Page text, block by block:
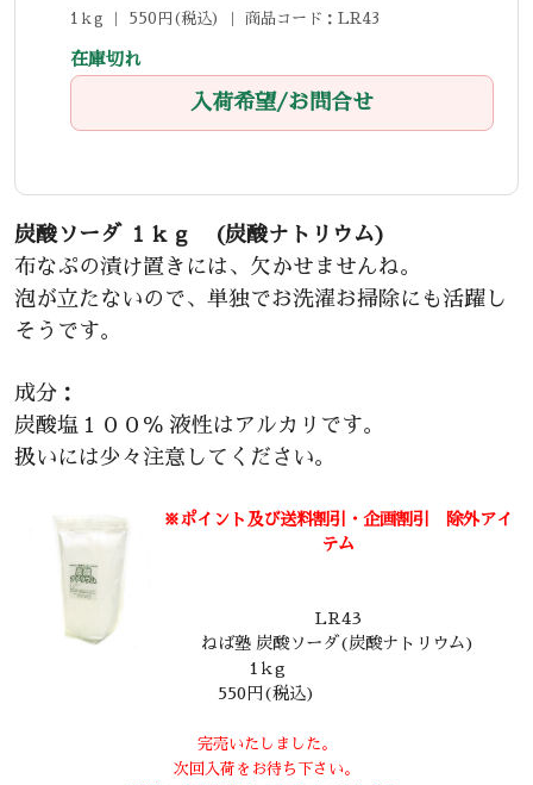
1ｋg ｜ 550円(税込) ｜ 商品コード：LR43
在庫切れ
入荷希望/お問合せ
炭酸ソーダ １ｋｇ (炭酸ナトリウム)
布なぷの漬け置きには、欠かせませんね。
泡が立たないので、単独でお洗濯お掃除にも活躍し
そうです。
成分：
炭酸塩１００％ 液性はアルカリです。
扱いには少々注意してください。
※ポイント及び送料割引・企画割引 除外アイ
テム
LR43
ねば塾 炭酸ソーダ(炭酸ナトリウム)
1ｋg
550円(税込)
完売いたしました。
次回入荷をお待ち下さい。